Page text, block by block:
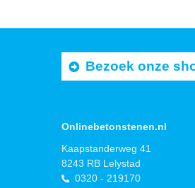
Bezoek onze
Onlinebetonstenen.nl
Kaapstanderweg 41
8243 RB Lelystad
0320 - 219170